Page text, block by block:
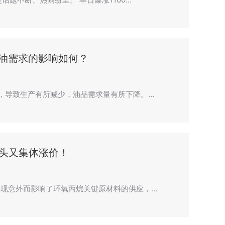
需求的影响如何？
导致生产有所减少，油品需求量有所下降。…
又集体涨价！
意外而影响了环氧丙烷关键原材料的供应，…